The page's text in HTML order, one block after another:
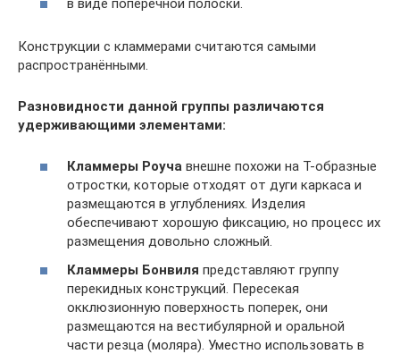
в виде поперечной полоски.
Конструкции с кламмерами считаются самыми
распространёнными.
Разновидности данной группы различаются
удерживающими элементами:
Кламмеры Роуча внешне похожи на Т-образные
отростки, которые отходят от дуги каркаса и
размещаются в углублениях. Изделия
обеспечивают хорошую фиксацию, но процесс их
размещения довольно сложный.
Кламмеры Бонвиля представляют группу
перекидных конструкций. Пересекая
окклюзионную поверхность поперек, они
размещаются на вестибулярной и оральной
части резца (моляра). Уместно использовать в